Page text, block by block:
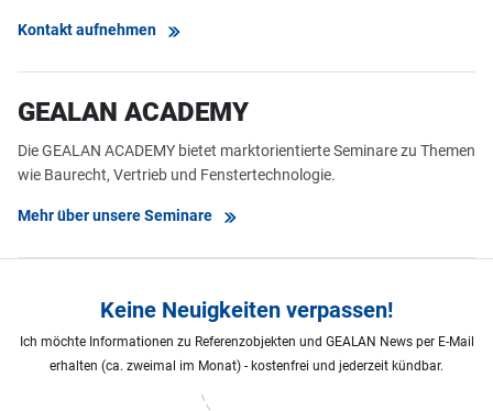
Kontakt aufnehmen
GEALAN ACADEMY
Die GEALAN ACADEMY bietet marktorientierte Seminare zu Themen
wie Baurecht, Vertrieb und Fenstertechnologie.
Mehr über unsere Seminare
Keine Neuigkeiten verpassen!
Ich möchte Informationen zu Referenzobjekten und GEALAN News per E-Mail
erhalten (ca. zweimal im Monat) - kostenfrei und jederzeit kündbar.